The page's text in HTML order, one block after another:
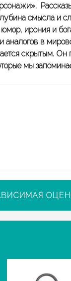
смысла и
юмор, ирония и
в
скрытым. Он
мы